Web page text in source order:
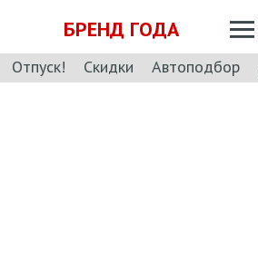
БРЕНД ГОДА
Отпуск! Скидки Автоподбор